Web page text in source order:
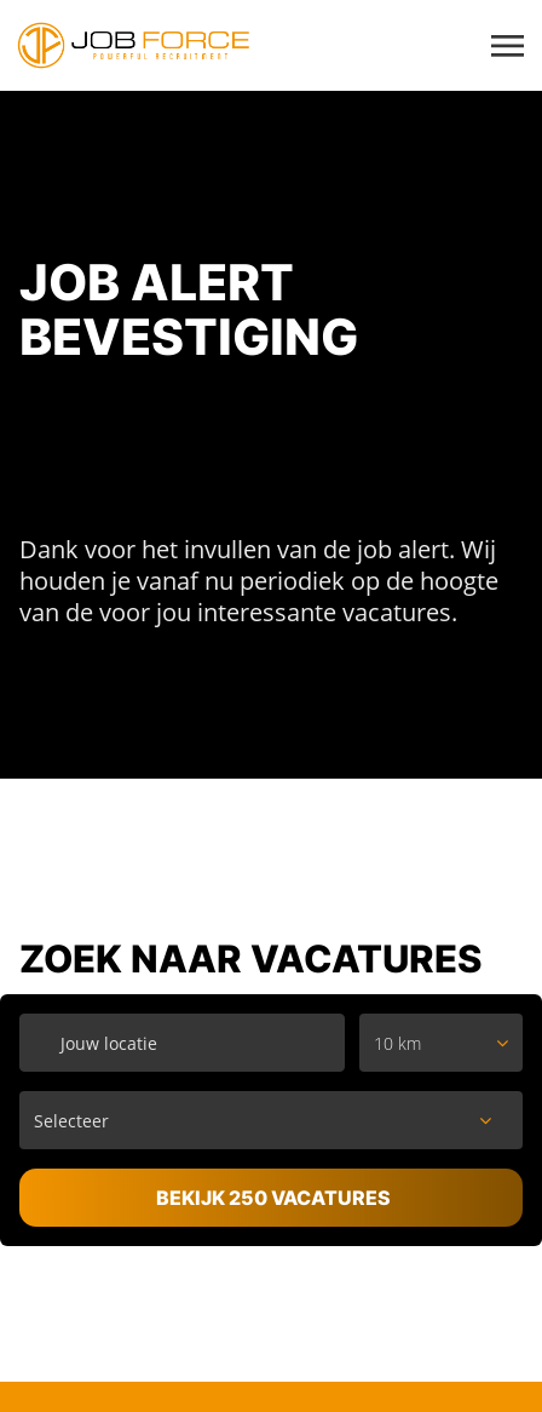
JOB ALERT
BEVESTIGING
Dank voor het invullen van de job alert. Wij
houden je vanaf nu periodiek op de hoogte
van de voor jou interessante vacatures.
ZOEK NAAR VACATURES
10 km
BEKIJK 250 VACATURES